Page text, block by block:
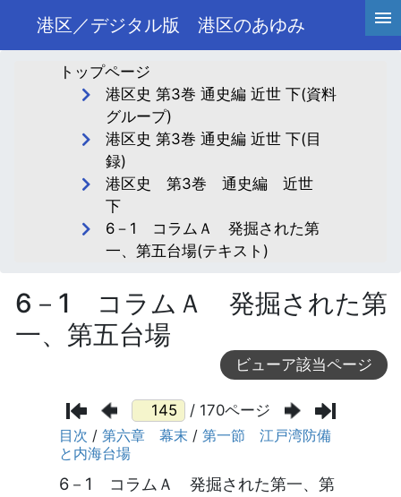
港区／デジタル版 港区のあゆみ
トップページ
港区史 第3巻 通史編 近世 下(資料
グループ)
港区史 第3巻 通史編 近世 下(目
録)
港区史 第3巻 通史編 近世
下
6－1 コラムＡ 発掘された第
一、第五台場(テキスト)
6－1 コラムＡ 発掘された第
一、第五台場
ビューア該当ページ
/ 170ページ